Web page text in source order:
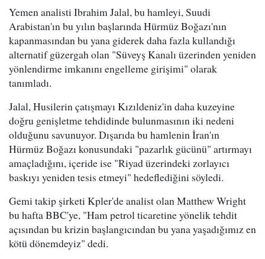
Yemen analisti Ibrahim Jalal, bu hamleyi, Suudi
Arabistan'ın bu yılın başlarında Hürmüz Boğazı'nın
kapanmasından bu yana giderek daha fazla kullandığı
alternatif güzergah olan "Süveyş Kanalı üzerinden yeniden
yönlendirme imkanını engelleme girişimi" olarak
tanımladı.
Jalal, Husilerin çatışmayı Kızıldeniz'in daha kuzeyine
doğru genişletme tehdidinde bulunmasının iki nedeni
olduğunu savunuyor. Dışarıda bu hamlenin İran'ın
Hürmüz Boğazı konusundaki "pazarlık gücünü" artırmayı
amaçladığını, içeride ise "Riyad üzerindeki zorlayıcı
baskıyı yeniden tesis etmeyi" hedeflediğini söyledi.
Gemi takip şirketi Kpler'de analist olan Matthew Wright
bu hafta BBC'ye, "Ham petrol ticaretine yönelik tehdit
açısından bu krizin başlangıcından bu yana yaşadığımız en
kötü dönemdeyiz" dedi.